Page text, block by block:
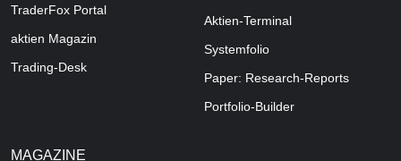
TraderFox Portal
aktien Magazin
Trading-Desk
Aktien-Terminal
Systemfolio
Paper: Research-Reports
Portfolio-Builder
MAGAZINE